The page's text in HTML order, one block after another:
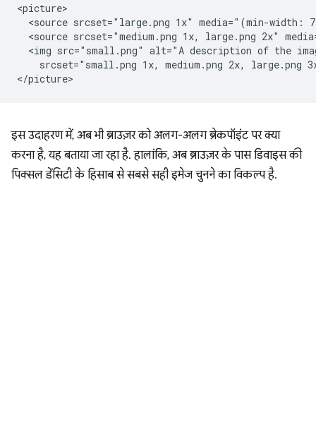
<picture>
<source srcset="large.png 1x" media="(min-width:
<source srcset="medium.png 1x, large.png 2x"
<img src="small.png" alt="A description of the
srcset="small.png 1x, medium.png 2x, large.png
इस उदाहरण में, अब भी ब्राउज़र को अलग-अलग ब्रेकपॉइंट पर क्या
करना है, यह बताया जा रहा है. हालांकि, अब ब्राउज़र के पास डिवाइस की
पिक्सल डेंसिटी के हिसाब से सबसे सही इमेज चुनने का विकल्प है.